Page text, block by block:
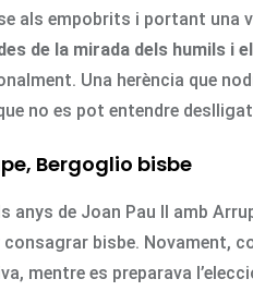
als empobrits i portant una
de la mirada dels humils i
Una herència que
no es pot entendre deslligat
Bergoglio bisbe
anys de Joan Pau II amb
bisbe. Novament,
mentre es preparava